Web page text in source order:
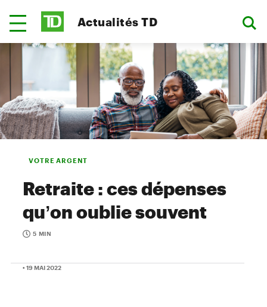
Actualités TD
VOTRE ARGENT
Retraite : ces dépenses
qu’on oublie souvent
5 MIN
• 19 MAI 2022